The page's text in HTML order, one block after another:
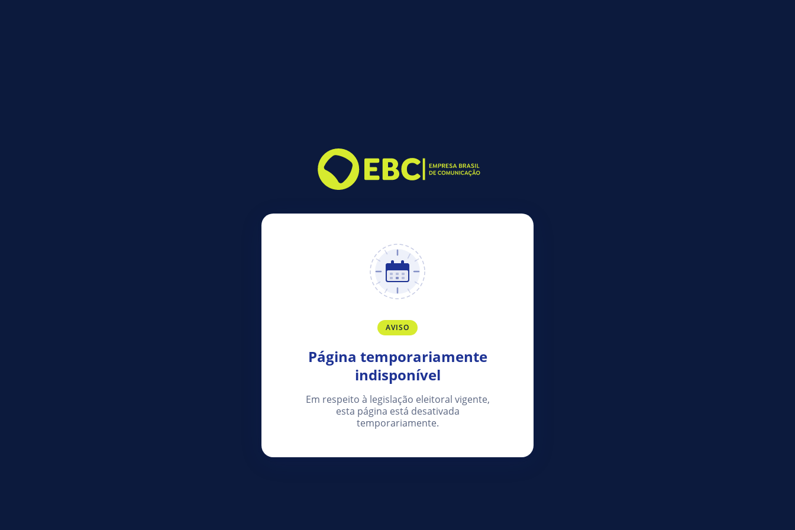
AVISO
Página temporariamente
indisponível
Em respeito à legislação eleitoral vigente,
esta página está desativada
temporariamente.